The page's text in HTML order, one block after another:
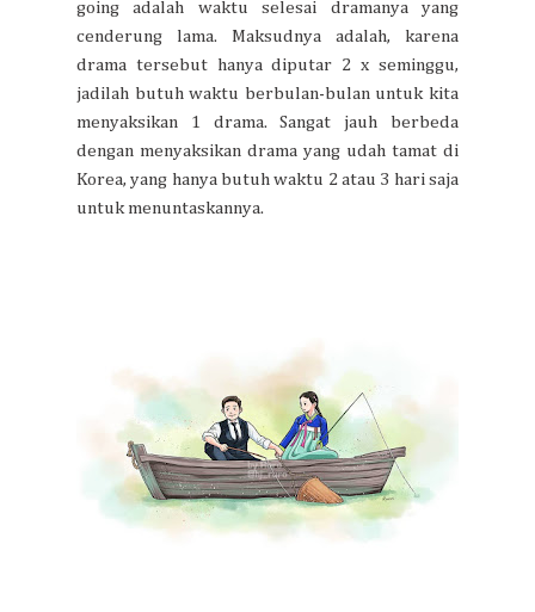
going adalah waktu selesai dramanya yang
cenderung lama. Maksudnya adalah, karena
drama tersebut hanya diputar 2 x seminggu,
jadilah butuh waktu berbulan-bulan untuk kita
menyaksikan 1 drama. Sangat jauh berbeda
dengan menyaksikan drama yang udah tamat di
Korea, yang hanya butuh waktu 2 atau 3 hari saja
untuk menuntaskannya.